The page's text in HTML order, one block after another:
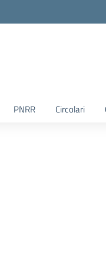
PNRR Circolari